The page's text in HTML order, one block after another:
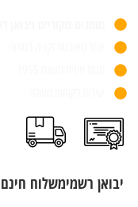
יבואן רשמימשלוח חינם